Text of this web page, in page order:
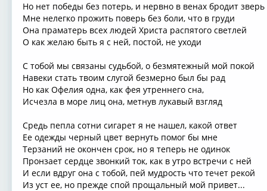
Но нет победы без потерь, и нервно в венах бродит зверь
Мне нелегко прожить поверь без боли, что в груди
Она праматерь всех людей Христа распятого светлей
О как желаю быть я с ней, постой, не уходи
С тобой мы связаны судьбой, о безмятежный мой покой
Навеки стать твоим слугой безмерно был бы рад
Но как Офелия одна, как фея утреннего сна,
Исчезла в море лиц она, метнув лукавый взгляд
Средь пепла сотни сигарет я не нашел, какой ответ
Ее одежды черный цвет вернуть помог бы мне
Терзаний не окончен срок, но я теперь не одинок
Пронзает сердце звонкий ток, как в утро встречи с ней
И если вдруг она с тобой, пей мудрость что течет рекой
Из уст ее, но прежде спой прощальный мой привет...